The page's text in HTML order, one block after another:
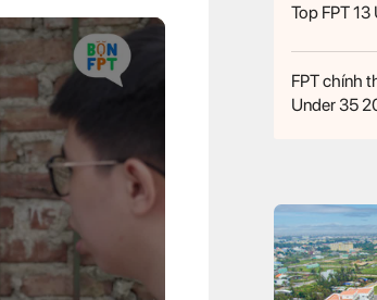
Top FPT
FPT chính
Under 35